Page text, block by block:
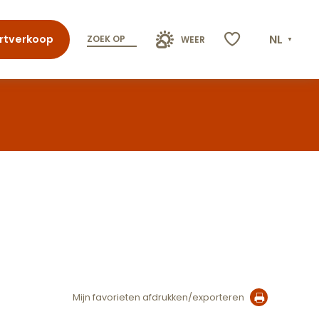
ZOEK OP WEER NL
Mijn favorieten afdrukken/exporteren